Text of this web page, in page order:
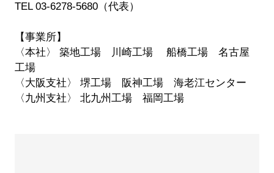
TEL 03-6278-5680（代表）
【事業所】
〈本社〉 築地工場 川崎工場 船橋工場 名古屋
工場
〈大阪支社〉 堺工場 阪神工場 海老江センター
〈九州支社〉 北九州工場 福岡工場